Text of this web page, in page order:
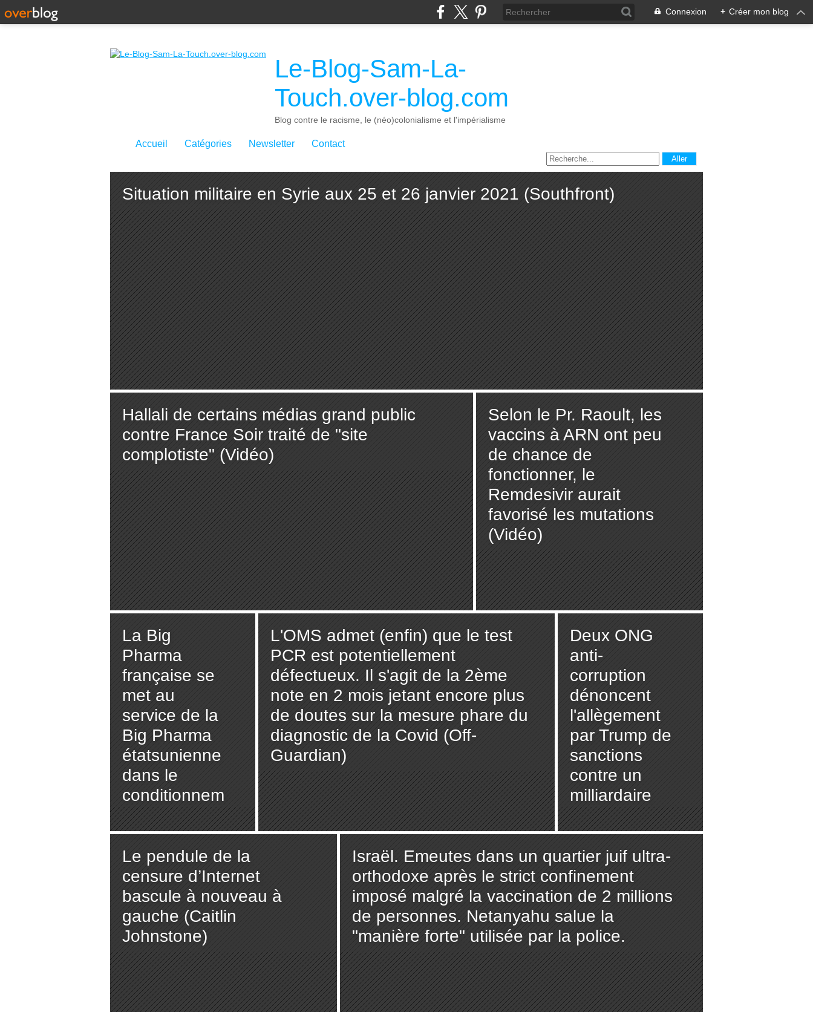
Connexion + Créer mon blog
Le-Blog-Sam-La-
Touch.over-blog.com
Blog contre le racisme, le (néo)colonialisme et l'impérialisme
Accueil Catégories Newsletter Contact
Situation militaire en Syrie aux 25 et 26 janvier 2021 (Southfront)
Hallali de certains médias grand public
contre France Soir traité de "site
complotiste" (Vidéo)
Selon le Pr. Raoult, les
vaccins à ARN ont peu
de chance de
fonctionner, le
Remdesivir aurait
favorisé les mutations
(Vidéo)
La Big
Pharma
française se
met au
service de la
Big Pharma
étatsunienne
dans le
conditionnem
ent du vaccin
anti-Covid
L'OMS admet (enfin) que le test
PCR est potentiellement
défectueux. Il s'agit de la 2ème
note en 2 mois jetant encore plus
de doutes sur la mesure phare du
diagnostic de la Covid (Off-
Guardian)
Deux ONG
anti-
corruption
dénoncent
l'allègement
par Trump de
sanctions
contre un
milliardaire
israélien
(AFP)
Le pendule de la
censure d’Internet
bascule à nouveau à
gauche (Caitlin
Johnstone)
Israël. Emeutes dans un quartier juif ultra-
orthodoxe après le strict confinement
imposé malgré la vaccination de 2 millions
de personnes. Netanyahu salue la
"manière forte" utilisée par la police.